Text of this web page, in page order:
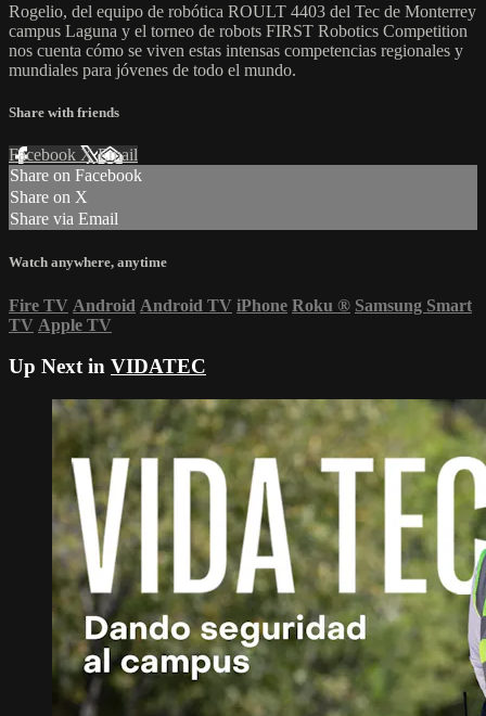
Rogelio, del equipo de robótica ROULT 4403 del Tec de Monterrey
campus Laguna y el torneo de robots FIRST Robotics Competition
nos cuenta cómo se viven estas intensas competencias regionales y
mundiales para jóvenes de todo el mundo.
Share with friends
Facebook XEmail
Share on Facebook
Share on X
Share via Email
Watch anywhere, anytime
Fire TV Android Android TV iPhone Roku ® Samsung Smart
TV Apple TV
Up Next in VIDATEC